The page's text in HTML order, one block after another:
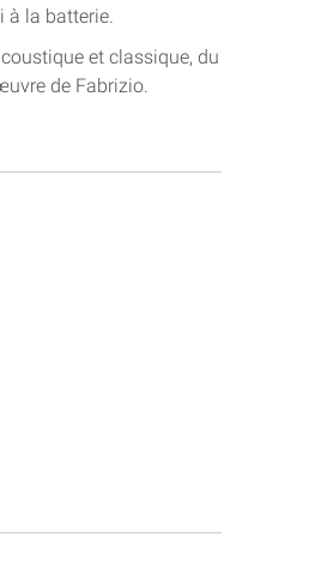
à la batterie.
et classique, du
de Fabrizio.